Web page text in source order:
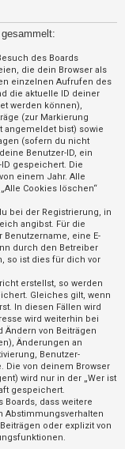
des Boards
die dein Browser als
einzelnen Aufrufen des
die aktuelle ID deiner
werden können),
(zur Markierung
bist) sowie
(sofern du nicht
Benutzer-ID, ein
gespeichert. Die
einem Jahr. Alle
Cookies löschen“
bei der Registrierung, in
angibst. Für die
eine E-
durch den Betreiber
so ist dies für dich vor
erstellst, so werden
Gleiches gilt, wenn
In diesen Fällen wird
wird weiterhin bei
von Beiträgen
Änderungen an
Benutzer-
Die von deinem Browser
wird nur in der „Wer ist
gespeichert.
dass weitere
Abstimmungsverhalten
oder explizit von